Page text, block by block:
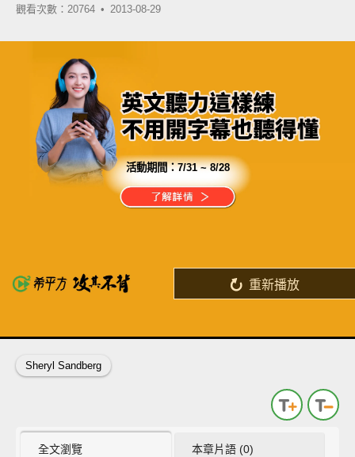
觀看次數：20764 • 2013-08-29
活動期間：7/31 ~ 8/28
重新播放
我們用一天 $180 就讓你學好英文
了解詳情
Sheryl Sandberg
全文瀏覽 本章片語 (0)